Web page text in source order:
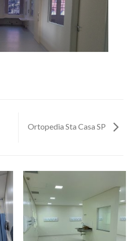
Ortopedia Sta Casa SP